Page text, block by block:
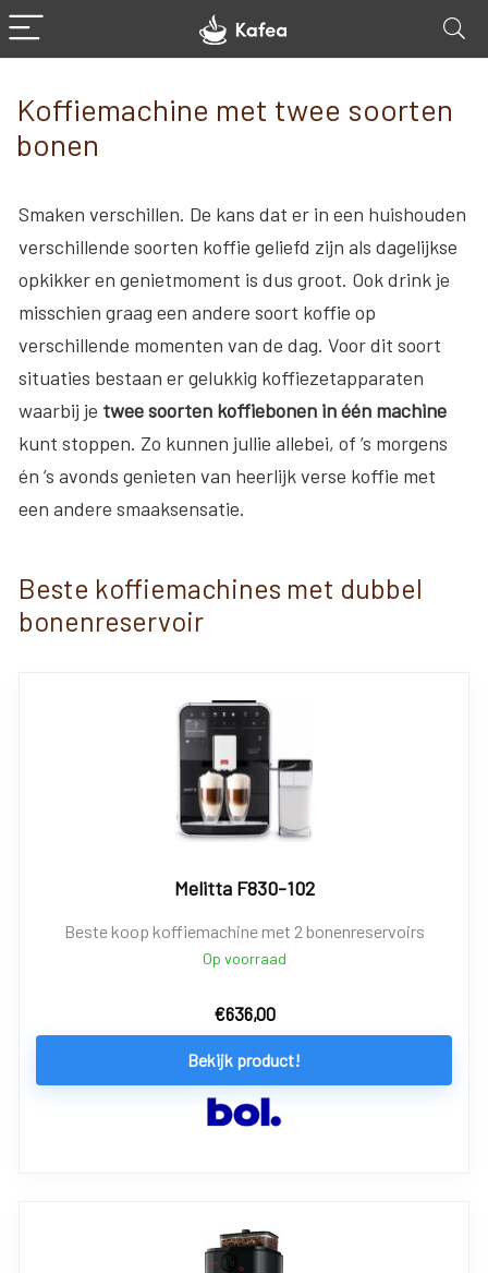
Koffiemachine met twee soorten
bonen
Smaken verschillen. De kans dat er in een huishouden
verschillende soorten koffie geliefd zijn als dagelijkse
opkikker en genietmoment is dus groot. Ook drink je
misschien graag een andere soort koffie op
verschillende momenten van de dag. Voor dit soort
situaties bestaan er gelukkig koffiezetapparaten
waarbij je twee soorten koffiebonen in één machine
kunt stoppen. Zo kunnen jullie allebei, of ’s morgens
én ’s avonds genieten van heerlijk verse koffie met
een andere smaaksensatie.
Beste koffiemachines met dubbel
bonenreservoir
Melitta F830-102
Beste koop koffiemachine met 2 bonenreservoirs
Op voorraad
€636,00
Bekijk product!